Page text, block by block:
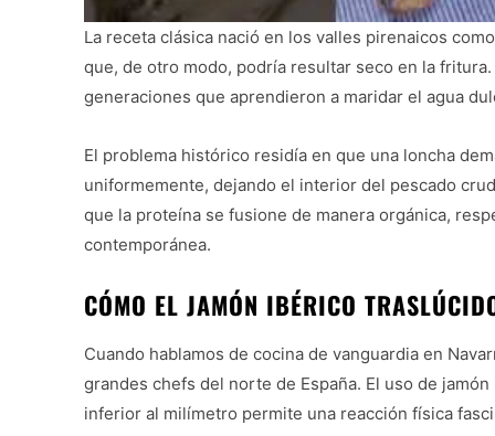
La receta clásica nació en los valles pirenaicos
que, de otro modo, podría resultar seco en la
generaciones que aprendieron a maridar el agua
El problema histórico residía en que una loncha
uniformemente, dejando el interior del pescado
que la proteína se fusione de manera orgánica,
contemporánea.
CÓMO EL JAMÓN IBÉRICO
Cuando hablamos de cocina de vanguardia en
grandes chefs del norte de España. El uso de
inferior al milímetro permite una reacción física